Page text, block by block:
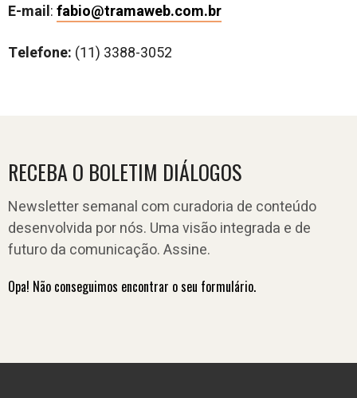
E-mail:fabio@tramaweb.com.br
Telefone: (11) 3388-3052
RECEBA O BOLETIM DIÁLOGOS
Newsletter semanal com curadoria de conteúdo
desenvolvida por nós. Uma visão integrada e de
futuro da comunicação. Assine.
Opa! Não conseguimos encontrar o seu formulário.